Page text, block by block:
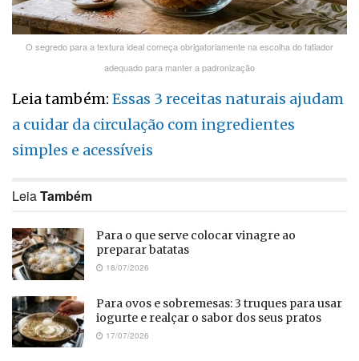
O segredo para a textura ideal começa obrigatoriamente na escolha do fatiador
adequado para manter a padronização
Leia também: Essas 3 receitas naturais ajudam
a cuidar da circulação com ingredientes
simples e acessíveis
LeiaTambém
Para o que serve colocar vinagre ao
preparar batatas
18/07/2026
Para ovos e sobremesas: 3 truques para usar
iogurte e realçar o sabor dos seus pratos
17/07/2026